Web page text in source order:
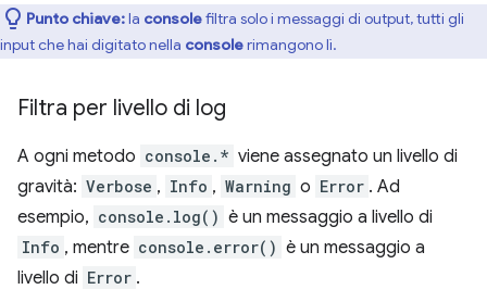
Punto chiave:la consolefiltra solo i messaggi di output, tutti gli
input che hai digitato nella consolerimangono lì.
Filtra per livello di log
A ogni metodo console.* viene assegnato un livello di
gravità: Verbose , Info , Warning o Error . Ad
esempio, console.log() è un messaggio a livello di
Info , mentre console.error() è un messaggio a
livello di Error .